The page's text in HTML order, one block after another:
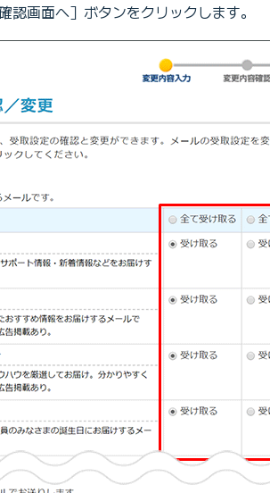
画面へ］ボタンをクリックします。